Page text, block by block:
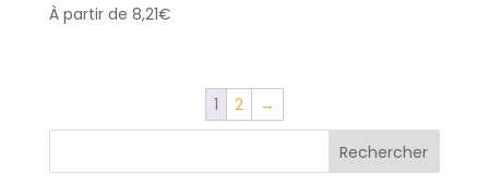
À partir de 8,21€
1 2 →
Rechercher